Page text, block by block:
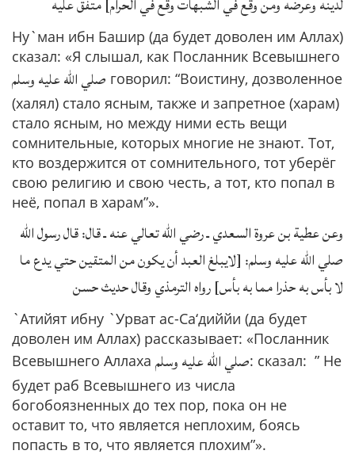
Ну`ман ибн Башир (да будет доволен им Аллах)
сказал: «Я слышал, как Посланник Всевышнего
صلي الله عليه وسلم говорил: “Воистину, дозволенное
(халял) стало ясным, также и запретное (харам)
стало ясным, но между ними есть вещи
сомнительные, которых многие не знают. Тот,
кто воздержится от сомнительного, тот уберёг
свою религию и свою честь, а тот, кто попал в
неё, попал в харам”».
وعن عطية بن عروة السعدي ـ رضي الله تعالي عنه ـ قال: قال رسول الله
صلي الله عليه وسلم: [لايبلغ العبد أن يكون من المتقين حتي يدع ما
لا بأس به حذرا مما به بأس] رواه الترمذي وقال حديث حسن
`Атийят ибну `Урват ас-Са‘диййи (да будет
доволен им Аллах) рассказывает: «Посланник
Всевышнего Аллаха صلي الله عليه وسلم: сказал: ” Не
будет раб Всевышнего из числа
богобоязненных до тех пор, пока он не
оставит то, что является неплохим, боясь
попасть в то, что является плохим”».